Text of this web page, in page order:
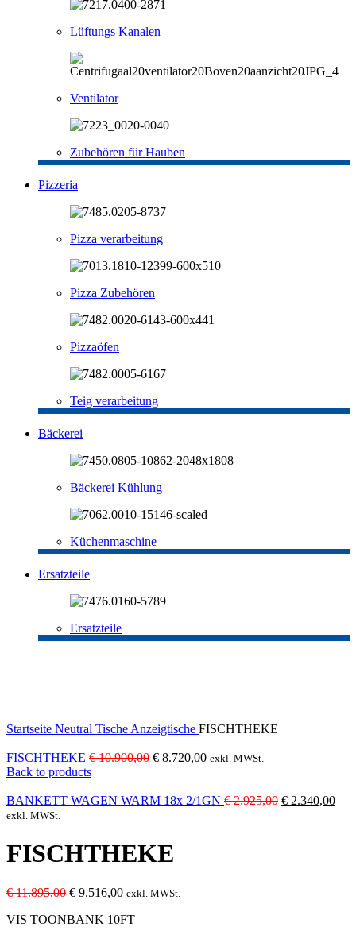
Lüftungs Kanalen
Ventilator
Zubehören für Hauben
Pizzeria
Pizza verarbeitung
Pizza Zubehören
Pizzaöfen
Teig verarbeitung
Bäckerei
Bäckerei Kühlung
Küchenmaschine
Ersatzteile
Ersatzteile
Startseite Neutral Tische Anzeigtische FISCHTHEKE
FISCHTHEKE €10.900,00 Ursprünglicher
€ 10.900,00
€ 8.720,00Aktueller
€ 8.720,00.
exkl. MWSt.
Back to products
BANKETT WAGEN WARM 18x 2/1GN €2.925,00 Ursprünglicher
€ 2.340,00
exkl. MWSt.
FISCHTHEKE
€11.895,00 Ursprünglicher
war:
€ 9.516,00Aktueller
ist:
exkl. MWSt.
VIS TOONBANK 10FT